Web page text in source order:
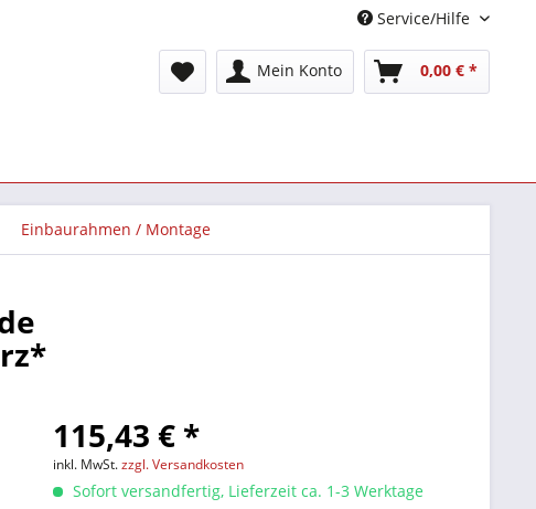
Service/Hilfe
Mein Konto 0,00 € *
Einbaurahmen / Montage
115,43 € *
inkl. MwSt.zzgl. Versandkosten
Sofort versandfertig, Lieferzeit ca. 1-3 Werktage